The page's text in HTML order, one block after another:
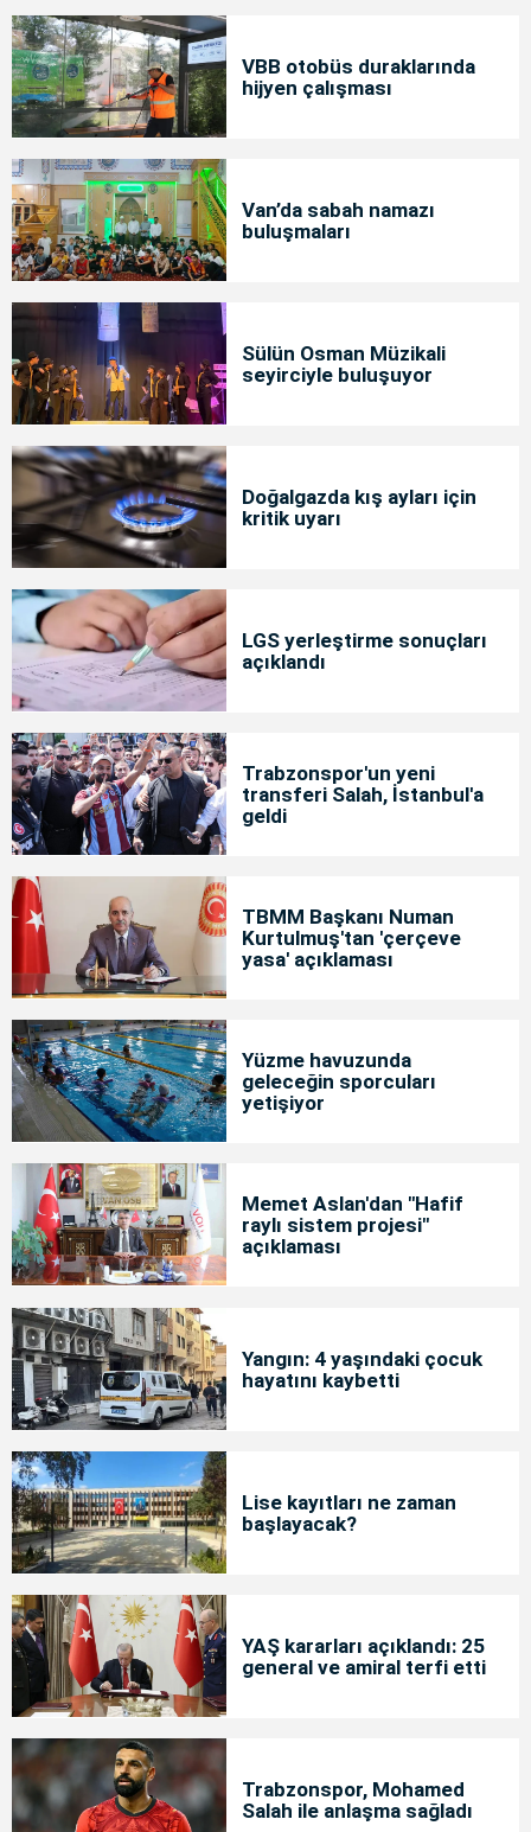
VBB otobüs duraklarında
hijyen çalışması
Van’da sabah namazı
buluşmaları
Sülün Osman Müzikali
seyirciyle buluşuyor
Doğalgazda kış ayları için
kritik uyarı
LGS yerleştirme sonuçları
açıklandı
Trabzonspor'un yeni
transferi Salah, İstanbul'a
geldi
TBMM Başkanı Numan
Kurtulmuş'tan 'çerçeve
yasa' açıklaması
Yüzme havuzunda
geleceğin sporcuları
yetişiyor
Memet Aslan'dan "Hafif
raylı sistem projesi"
açıklaması
Yangın: 4 yaşındaki çocuk
hayatını kaybetti
Lise kayıtları ne zaman
başlayacak?
YAŞ kararları açıklandı: 25
general ve amiral terfi etti
Trabzonspor, Mohamed
Salah ile anlaşma sağladı